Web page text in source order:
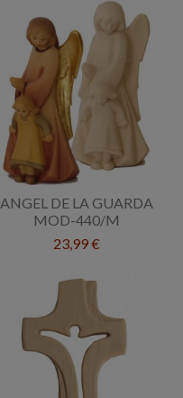
ANGEL DE LA GUARDA
MOD-440/M
23,99 €